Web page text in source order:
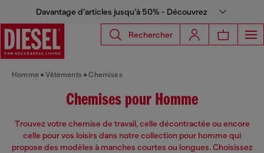
Davantage d’articles jusqu’à 50% - Découvrez
Rechercher
Homme Vêtements Chemises
Chemises pour Homme
Trouvez votre chemise de travail, celle décontractée ou encore
celle pour vos loisirs dans notre collection pour homme qui
propose des modèles à manches courtes ou longues. Choisissez